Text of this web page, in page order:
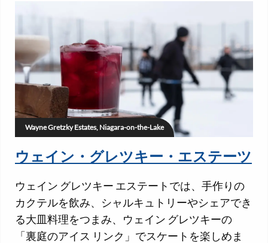
Wayne Gretzky Estates, Niagara-on-the-Lake
ウェイン・グレツキー・エステーツ
ウェイン グレツキー エステートでは、手作りの
カクテルを飲み、シャルキュトリーやシェアでき
る大皿料理をつまみ、ウェイン グレツキーの
「裏庭のアイス リンク」でスケートを楽しめま